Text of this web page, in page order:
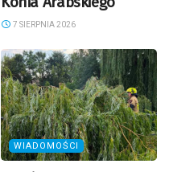
7 SIERPNIA 2026
WIADOMOŚCI